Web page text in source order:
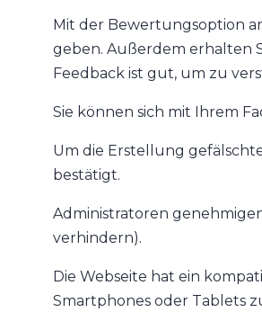
Mit der Bewertungsoption
geben. Außerdem erhalten
Feedback ist gut, um zu
Sie können sich mit Ihrem
Um die Erstellung
bestätigt.
Administratoren
verhindern).
Die Webseite hat ein
Smartphones oder Tablets